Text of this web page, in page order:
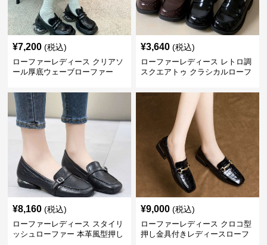
¥7,200 (税込)
ローファーレディース クリアソ
ール厚底ウェーブローファー
¥3,640 (税込)
ローファーレディース レトロ調
スクエアトゥ クラシカルローフ
¥8,160 (税込)
ローファーレディース スタイリ
ッシュローファー 本革風型押し
¥9,000 (税込)
ローファーレディース クロコ型
押し金具付きレディースローフ